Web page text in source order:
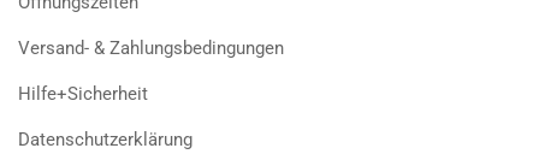
Versand- & Zahlungsbedingungen
Hilfe+Sicherheit
Datenschutzerklärung